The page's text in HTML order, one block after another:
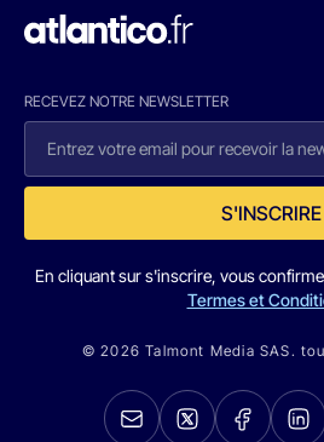
RECEVEZ NOTRE NEWSLETTER
S'INSCRIRE
En cliquant sur s'inscrire, vous
Termes et
© 2026 Talmont Media SAS.